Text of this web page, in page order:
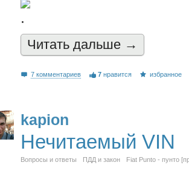
.
Читать дальшe →
7 комментариев 7 нравится избранное
kapion
Нечитаемый VIN
Вопросы и ответы ПДД и закон Fiat Punto - пунто